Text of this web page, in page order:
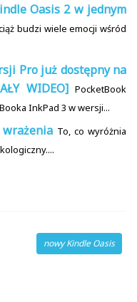
Oasis 2 w jednym
budzi wiele emocji wśród
Pro już dostępny na
WIDEO] PocketBook
InkPad 3 w wersji...
wrażenia To, co wyróżnia
nowy Kindle Oasis